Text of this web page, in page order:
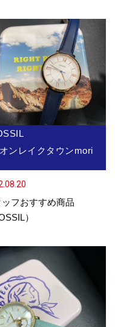
ンレイクタウンmori
ッフおすすめ商品
）